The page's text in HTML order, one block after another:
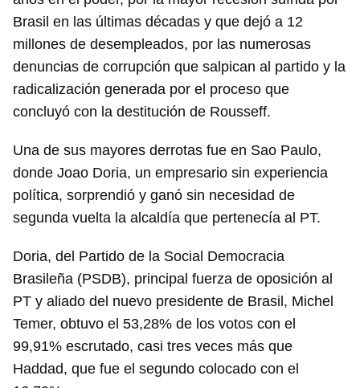
Brasil en las últimas décadas y que dejó a 12
millones de desempleados, por las numerosas
denuncias de corrupción que salpican al partido y la
radicalización generada por el proceso que
concluyó con la destitución de Rousseff.
Una de sus mayores derrotas fue en Sao Paulo,
donde Joao Doria, un empresario sin experiencia
política, sorprendió y ganó sin necesidad de
segunda vuelta la alcaldía que pertenecía al PT.
Doria, del Partido de la Social Democracia
Brasileña (PSDB), principal fuerza de oposición al
PT y aliado del nuevo presidente de Brasil, Michel
Temer, obtuvo el 53,28% de los votos con el
99,91% escrutado, casi tres veces más que
Haddad, que fue el segundo colocado con el